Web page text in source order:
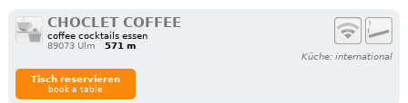
CHOCLET COFFEE
coffee cocktails essen
89073 Ulm
571 m
Küche: international
Tisch reservieren
book a table